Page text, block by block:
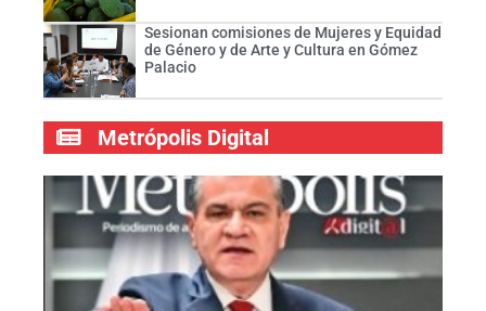
Sesionan comisiones de Mujeres y Equidad
de Género y de Arte y Cultura en Gómez
Palacio
Metrópolis Digital